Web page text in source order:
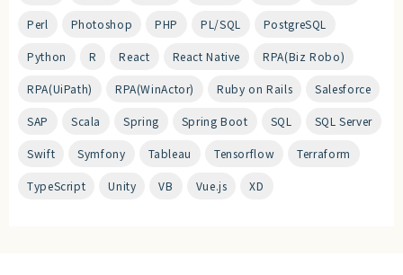
Perl Photoshop PHP PL/SQL PostgreSQL
Python R React React Native RPA(Biz Robo)
RPA(UiPath) RPA(WinActor) Ruby on Rails Salesforce
SAP Scala Spring Spring Boot SQL SQL Server
Swift Symfony Tableau Tensorflow Terraform
TypeScript Unity VB Vue.js XD